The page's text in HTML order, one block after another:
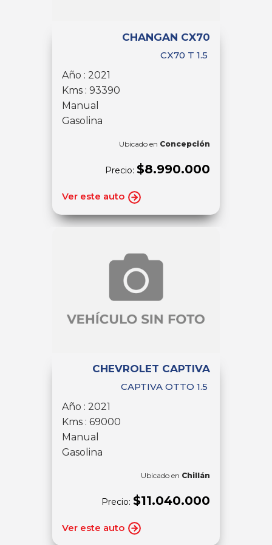
CHANGAN CX70
CX70 T 1.5
Año : 2021
Kms : 93390
Manual
Gasolina
Ubicado en Concepción
Precio: $8.990.000
Ver este auto
CHEVROLET CAPTIVA
CAPTIVA OTTO 1.5
Año : 2021
Kms : 69000
Manual
Gasolina
Ubicado en Chillán
Precio: $11.040.000
Ver este auto